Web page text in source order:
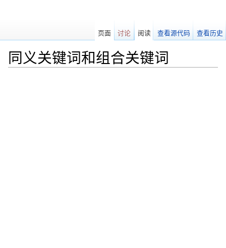
同义关键词和组合关键词
页面 讨论 阅读 查看源代码 查看历史